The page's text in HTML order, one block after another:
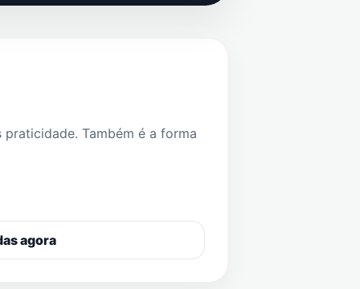
Também é a forma
agora